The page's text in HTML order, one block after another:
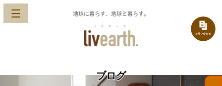
地球に暮らす、地球と暮らす。
ブログ